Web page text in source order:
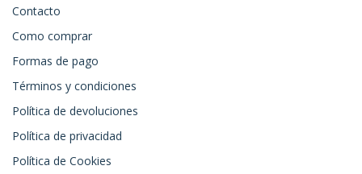
Contacto
Como comprar
Formas de pago
Términos y condiciones
Política de devoluciones
Política de privacidad
Política de Cookies